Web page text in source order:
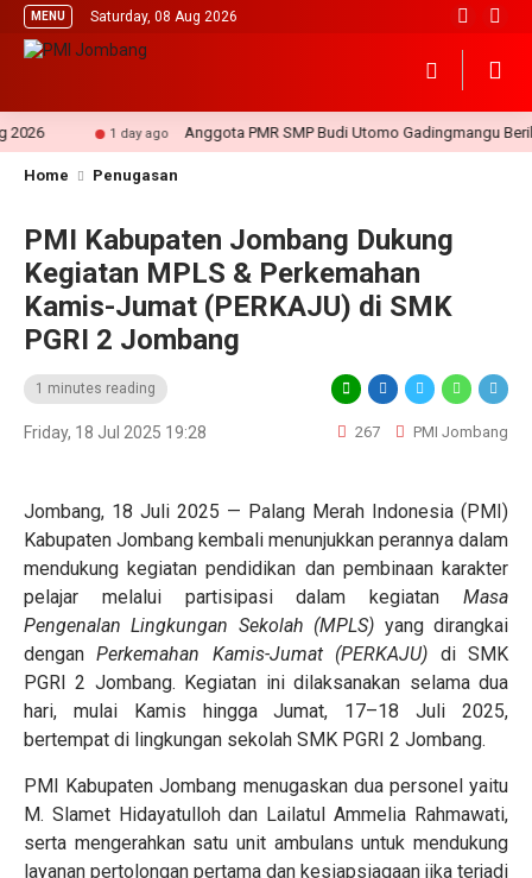
MENU Saturday, 08 Aug 2026
1 day ago Anggota PMR SMP Budi Utomo Gadingmangu
Home Penugasan
PMI Kabupaten Jombang Dukung
Kegiatan MPLS & Perkemahan
Kamis-Jumat (PERKAJU) di SMK
PGRI 2 Jombang
1 minutes reading
Friday, 18 Jul 2025 19:28 267 PMI Jombang
Jombang, 18 Juli 2025 — Palang Merah Indonesia (PMI)
Kabupaten Jombang kembali menunjukkan perannya dalam
mendukung kegiatan pendidikan dan pembinaan karakter
pelajar melalui partisipasi dalam kegiatan Masa
Pengenalan Lingkungan Sekolah (MPLS) yang dirangkai
denganPerkemahan Kamis-Jumat (PERKAJU) di SMK
PGRI 2 Jombang. Kegiatan ini dilaksanakan selama dua
hari, mulai Kamis hingga Jumat, 17–18 Juli 2025,
bertempat di lingkungan sekolah SMK PGRI 2 Jombang.
PMI Kabupaten Jombang menugaskan dua personel yaitu
M. Slamet Hidayatulloh dan Lailatul Ammelia Rahmawati,
serta mengerahkan satu unit ambulans untuk mendukung
layanan pertolongan pertama dan kesiapsiagaan jika terjadi